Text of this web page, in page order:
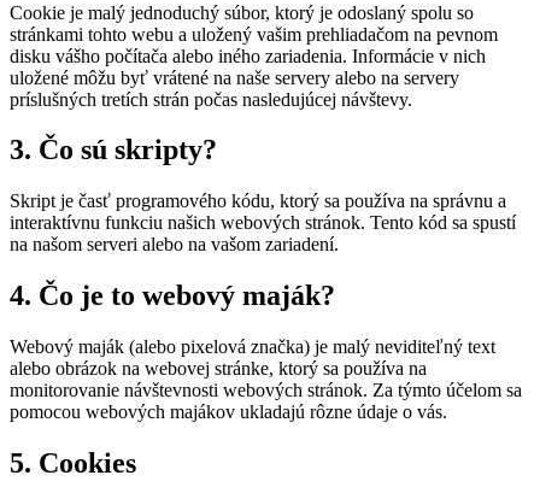
Cookie je malý jednoduchý súbor, ktorý je odoslaný spolu so
stránkami tohto webu a uložený vašim prehliadačom na pevnom
disku vášho počítača alebo iného zariadenia. Informácie v nich
uložené môžu byť vrátené na naše servery alebo na servery
príslušných tretích strán počas nasledujúcej návštevy.
3. Čo sú skripty?
Skript je časť programového kódu, ktorý sa používa na správnu a
interaktívnu funkciu našich webových stránok. Tento kód sa spustí
na našom serveri alebo na vašom zariadení.
4. Čo je to webový maják?
Webový maják (alebo pixelová značka) je malý neviditeľný text
alebo obrázok na webovej stránke, ktorý sa používa na
monitorovanie návštevnosti webových stránok. Za týmto účelom sa
pomocou webových majákov ukladajú rôzne údaje o vás.
5. Cookies